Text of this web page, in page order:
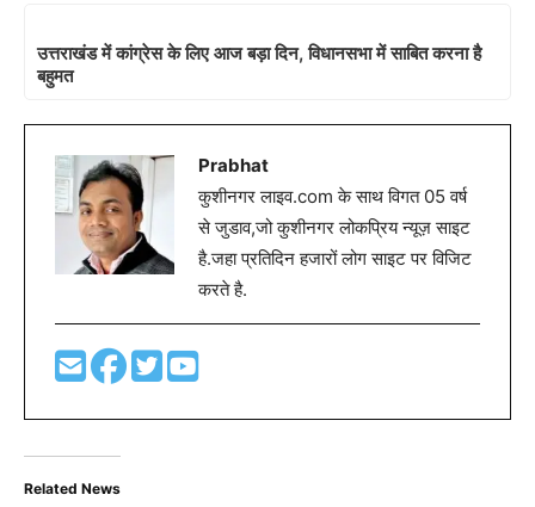
उत्तराखंड में कांग्रेस के लिए आज बड़ा दिन, विधानसभा में साबित करना है
बहुमत
Prabhat
कुशीनगर लाइव.com के साथ विगत 05 वर्ष
से जुडाव,जो कुशीनगर लोकप्रिय न्यूज़ साइट
है.जहा प्रतिदिन हजारों लोग साइट पर विजिट
करते है.
Related News